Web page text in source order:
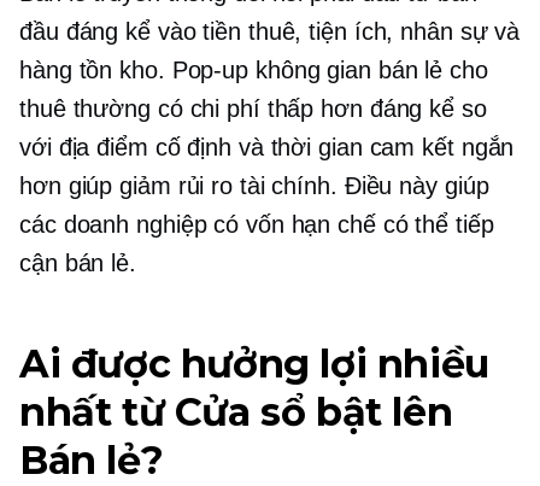
đầu đáng kể vào tiền thuê, tiện ích, nhân sự và
hàng tồn kho. Pop-up không gian bán lẻ cho
thuê thường có chi phí thấp hơn đáng kể so
với địa điểm cố định và thời gian cam kết ngắn
hơn giúp giảm rủi ro tài chính. Điều này giúp
các doanh nghiệp có vốn hạn chế có thể tiếp
cận bán lẻ.
Ai được hưởng lợi nhiều
nhất từ Cửa sổ bật lên
Bán lẻ?